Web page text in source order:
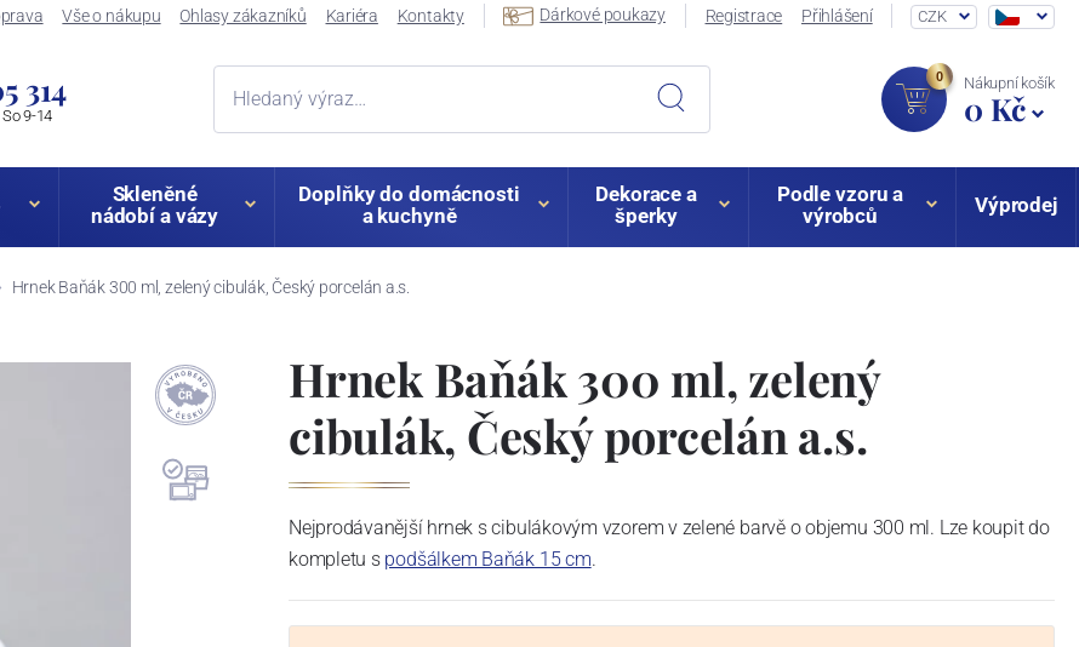
Vše o nákupu Ohlasy zákazníků Kariéra Kontakty Dárkové poukazy Registrace Přihlášení CZK
314
9-14
0 Nákupní košík
0 Kč
Skleněné
nádobí a vázy
Doplňky do domácnosti
a kuchyně
Dekorace a
šperky
Podle vzoru a
výrobců
Výprodej
Hrnek Baňák 300 ml, zelený cibulák, Český porcelán a.s.
Hrnek Baňák 300 ml, zelený
cibulák, Český porcelán a.s.
Nejprodávanější hrnek s cibulákovým vzorem v zelené barvě o objemu 300 ml. Lze koupit do
kompletu s podšálkem Baňák 15 cm.